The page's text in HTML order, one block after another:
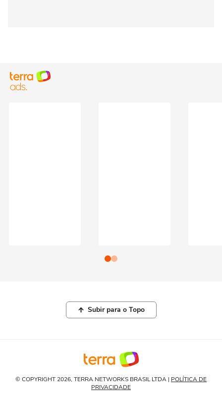
Subir para o Topo
© COPYRIGHT 2026, TERRA NETWORKS BRASIL LTDA | POLÍTICA DE
PRIVACIDADE